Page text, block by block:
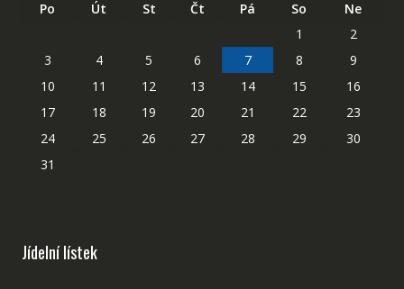
Po Út St Čt Pá So
Ne
1
2
3
4 5 6 7 8
9
10
11 12 13 14 15
16
17
18 19 20 21 22
23
24
25 26 27 28 29
30
31
Jídelní lístek